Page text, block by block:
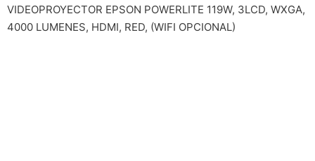
VIDEOPROYECTOR EPSON POWERLITE 119W, 3LCD, WXGA,
4000 LUMENES, HDMI, RED, (WIFI OPCIONAL)